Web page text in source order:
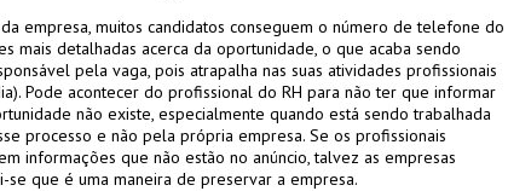
empresa, muitos candidatos conseguem o número de telefone do
mais detalhadas acerca da oportunidade, o que acaba sendo
pela vaga, pois atrapalha nas suas atividades profissionais
Pode acontecer do profissional do RH para não ter que informar
não existe, especialmente quando está sendo trabalhada
processo e não pela própria empresa. Se os profissionais
informações que não estão no anúncio, talvez as empresas
se que é uma maneira de preservar a empresa.